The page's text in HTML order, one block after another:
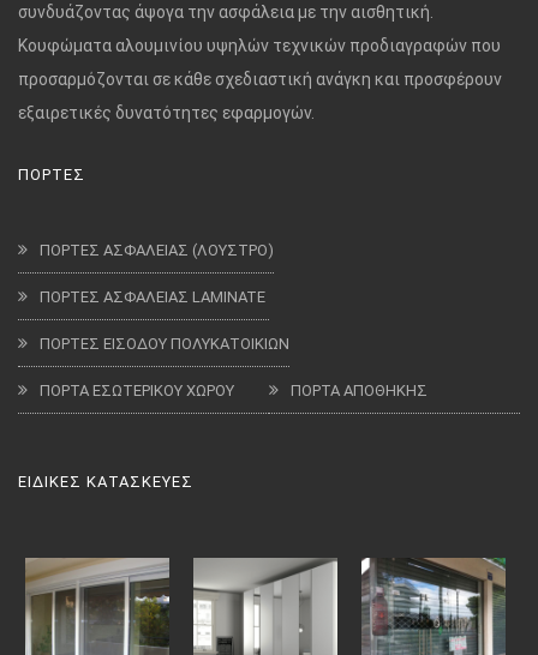
συνδυάζοντας άψογα την ασφάλεια με την αισθητική.
Κουφώματα αλουμινίου υψηλών τεχνικών προδιαγραφών που
προσαρμόζονται σε κάθε σχεδιαστική ανάγκη και προσφέρουν
εξαιρετικές δυνατότητες εφαρμογών.
ΠΟΡΤΕΣ
ΠΟΡΤΕΣ ΑΣΦΑΛΕΙΑΣ (ΛΟΥΣΤΡΟ)
ΠΟΡΤΕΣ ΑΣΦΑΛΕΙΑΣ LAMINATE
ΠΟΡΤΕΣ ΕΙΣΟΔΟΥ ΠΟΛΥΚΑΤΟΙΚΙΩΝ
ΠΟΡΤΑ ΕΣΩΤΕΡΙΚΟΥ ΧΩΡΟΥ ΠΟΡΤΑ ΑΠΟΘΗΚΗΣ
ΕΙΔΙΚΕΣ ΚΑΤΑΣΚΕΥΕΣ